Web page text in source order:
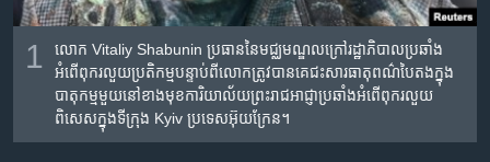
ទំព័រ​
ភាសា
1
លោក Vitaliy Shabunin ប្រធាន​នៃ​មជ្ឈមណ្ឌល​ក្រៅ​រដ្ឋាភិបាល​ប្រឆាំង​
អំពើ​ពុករលួយ​ប្រតិកម្ម​បន្ទាប់​ពី​លោក​ត្រូវ​បាន​គេ​ជះ​សារធាតុ​ពណ៌បៃតង​ក្នុង​
បាតុកម្ម​មួយ​នៅ​ខាងមុខ​ការិយាល័យព្រះរាជអាជ្ញា​ប្រឆាំង​អំពើ​ពុករលួយ​
ពិសេស​ក្នុង​ទីក្រុង​ Kyiv ប្រទេស​អ៊ុយក្រែន។